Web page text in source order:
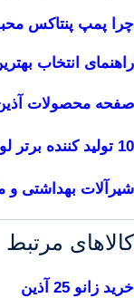
چرا پمپ پنتاکس
راهنمای انتخاب
صفحه محصولات
10 تولید کننده برتر لوله سفید دنیا
شیرآلات بهداشتی و
کالاهای مرتبط
خرید زانو 25 آذین